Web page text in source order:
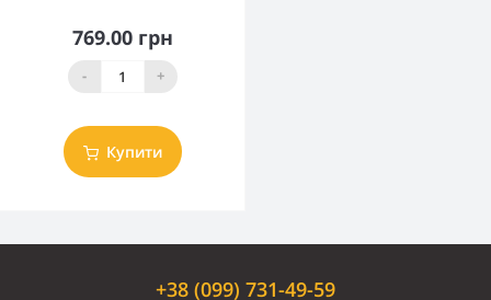
769.00 грн
- +
Купити
+38 (099) 731-49-59